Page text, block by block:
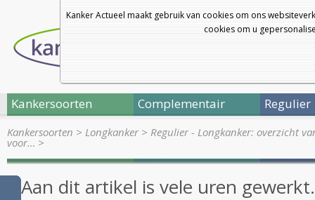
Kanker Actueel maakt gebruik van cookies om ons
cookies om u
Kankersoorten Complementair Regulier
Kankersoorten > Longkanker> Regulier - Longkanker: overzicht
voor… >
Aan dit artikel is vele uren